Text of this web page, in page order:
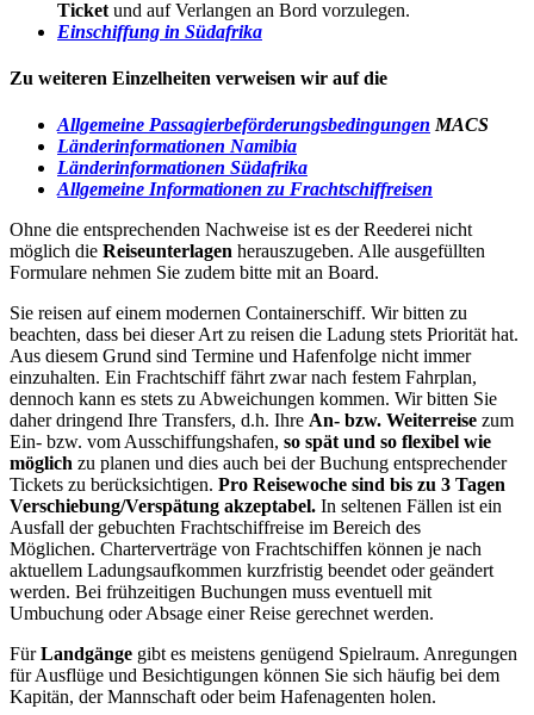
Ticket und auf Verlangen an Bord vorzulegen.
Einschiffung in Südafrika
Zu weiteren Einzelheiten verweisen wir auf die
Allgemeine Passagierbeförderungsbedingungen MACS
Länderinformationen Namibia
Länderinformationen Südafrika
Allgemeine Informationen zu Frachtschiffreisen
Ohne die entsprechenden Nachweise ist es der Reederei nicht
möglich die Reiseunterlagen herauszugeben. Alle ausgefüllten
Formulare nehmen Sie zudem bitte mit an Board.
Sie reisen auf einem modernen Containerschiff. Wir bitten zu
beachten, dass bei dieser Art zu reisen die Ladung stets Priorität hat.
Aus diesem Grund sind Termine und Hafenfolge nicht immer
einzuhalten. Ein Frachtschiff fährt zwar nach festem Fahrplan,
dennoch kann es stets zu Abweichungen kommen. Wir bitten Sie
daher dringend Ihre Transfers, d.h. Ihre An- bzw. Weiterreise zum
Ein- bzw. vom Ausschiffungshafen, so spät und so flexibel wie
möglich zu planen und dies auch bei der Buchung entsprechender
Tickets zu berücksichtigen. Pro Reisewoche sind bis zu 3 Tagen
Verschiebung/Verspätung akzeptabel. In seltenen Fällen ist ein
Ausfall der gebuchten Frachtschiffreise im Bereich des
Möglichen. Charterverträge von Frachtschiffen können je nach
aktuellem Ladungsaufkommen kurzfristig beendet oder geändert
werden. Bei frühzeitigen Buchungen muss eventuell mit
Umbuchung oder Absage einer Reise gerechnet werden.
FürLandgänge gibt es meistens genügend Spielraum. Anregungen
für Ausflüge und Besichtigungen können Sie sich häufig bei dem
Kapitän, der Mannschaft oder beim Hafenagenten holen.